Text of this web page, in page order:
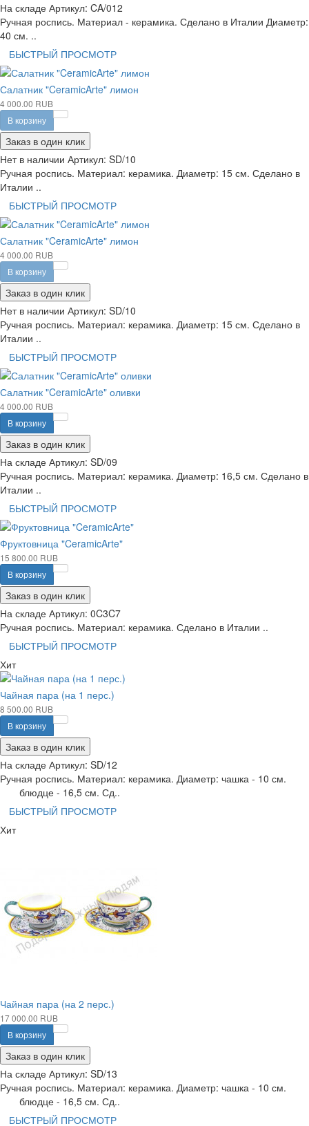
На складе Артикул: CA/012
Ручная роспись. Материал - керамика. Сделано в Италии Диаметр:
40 см. ..
БЫСТРЫЙ ПРОСМОТР
Салатник "CeramicArte" лимон
4 000.00 RUB
В корзину
Заказ в один клик
Нет в наличии Артикул: SD/10
Ручная роспись. Материал: керамика. Диаметр: 15 см. Сделано в
Италии ..
БЫСТРЫЙ ПРОСМОТР
Салатник "CeramicArte" лимон
4 000.00 RUB
В корзину
Заказ в один клик
Нет в наличии Артикул: SD/10
Ручная роспись. Материал: керамика. Диаметр: 15 см. Сделано в
Италии ..
БЫСТРЫЙ ПРОСМОТР
Салатник "CeramicArte" оливки
4 000.00 RUB
В корзину
Заказ в один клик
На складе Артикул: SD/09
Ручная роспись. Материал: керамика. Диаметр: 16,5 см. Сделано в
Италии ..
БЫСТРЫЙ ПРОСМОТР
Фруктовница "CeramicArte"
15 800.00 RUB
В корзину
Заказ в один клик
На складе Артикул: 0C3C7
Ручная роспись. Материал: керамика. Сделано в Италии ..
БЫСТРЫЙ ПРОСМОТР
Хит
Чайная пара (на 1 перс.)
8 500.00 RUB
В корзину
Заказ в один клик
На складе Артикул: SD/12
Ручная роспись. Материал: керамика. Диаметр: чашка - 10 см.
блюдце - 16,5 см. Сд..
БЫСТРЫЙ ПРОСМОТР
Хит
Чайная пара (на 2 перс.)
17 000.00 RUB
В корзину
Заказ в один клик
На складе Артикул: SD/13
Ручная роспись. Материал: керамика. Диаметр: чашка - 10 см.
блюдце - 16,5 см. Сд..
БЫСТРЫЙ ПРОСМОТР